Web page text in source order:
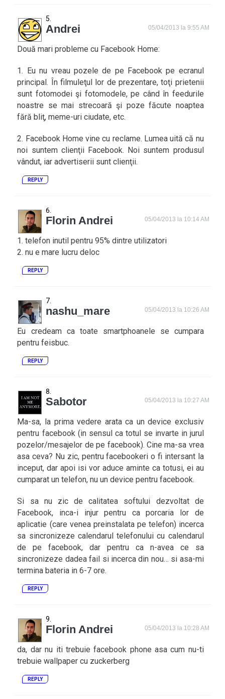
Andrei 05/04/2013 la 9:55 AM
Două mari probleme cu Facebook Home:
1. Eu nu vreau pozele de pe Facebook pe ecranul
principal. În filmuleţul lor de prezentare, toţi prietenii
sunt fotomodei şi fotomodele, pe când în feedurile
noastre se mai strecoară şi poze făcute noaptea
fără bliţ, meme-uri ciudate, etc.
2. Facebook Home vine cu reclame. Lumea uită că nu
noi suntem clienţii Facebook. Noi suntem produsul
vândut, iar advertiserii sunt clienţii.
REPLY
Florin Andrei 05/04/2013 la 10:14 AM
1. telefon inutil pentru 95% dintre utilizatori
2. nu e mare lucru deloc
REPLY
nashu_mare 05/04/2013 la 10:26 AM
Eu credeam ca toate smartphoanele se cumpara
pentru feisbuc.
REPLY
Sabotor 05/04/2013 la 10:27 AM
Ma-sa, la prima vedere arata ca un device exclusiv
pentru facebook (in sensul ca totul se invarte in jurul
pozelor/mesajelor de pe facebook). Cine ma-sa vrea
asa ceva? Nu zic, pentru facebookeri o fi intersant la
inceput, dar apoi isi vor aduce aminte ca totusi, ei au
cumparat un telefon, nu un device pentru facebook.
Si sa nu zic de calitatea softului dezvoltat de
Facebook, inca-i injur pentru ca porcaria lor de
aplicatie (care venea preinstalata pe telefon) incerca
sa sincronizeze calendarul telefonului cu calendarul
de pe facebook, dar pentru ca n-avea ce sa
sincronizeze dadea fail si incerca din nou… si asa-mi
termina bateria in 6-7 ore.
REPLY
Florin Andrei 05/04/2013 la 10:28 AM
da, dar nu iti trebuie facebook phone asa cum nu-ti
trebuie wallpaper cu zuckerberg
REPLY